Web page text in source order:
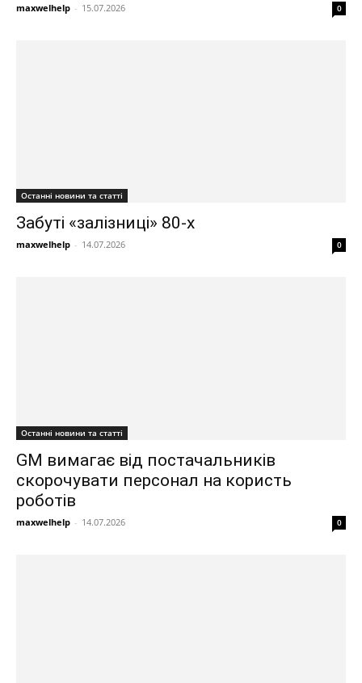
maxwelhelp - 15.07.2026 0
Останні новини та статті
Забуті «залізниці» 80-х
maxwelhelp - 14.07.2026 0
Останні новини та статті
GM вимагає від постачальників
скорочувати персонал на користь
роботів
maxwelhelp - 14.07.2026 0